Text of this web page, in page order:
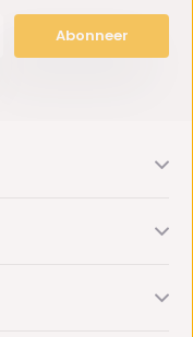
Abonneer